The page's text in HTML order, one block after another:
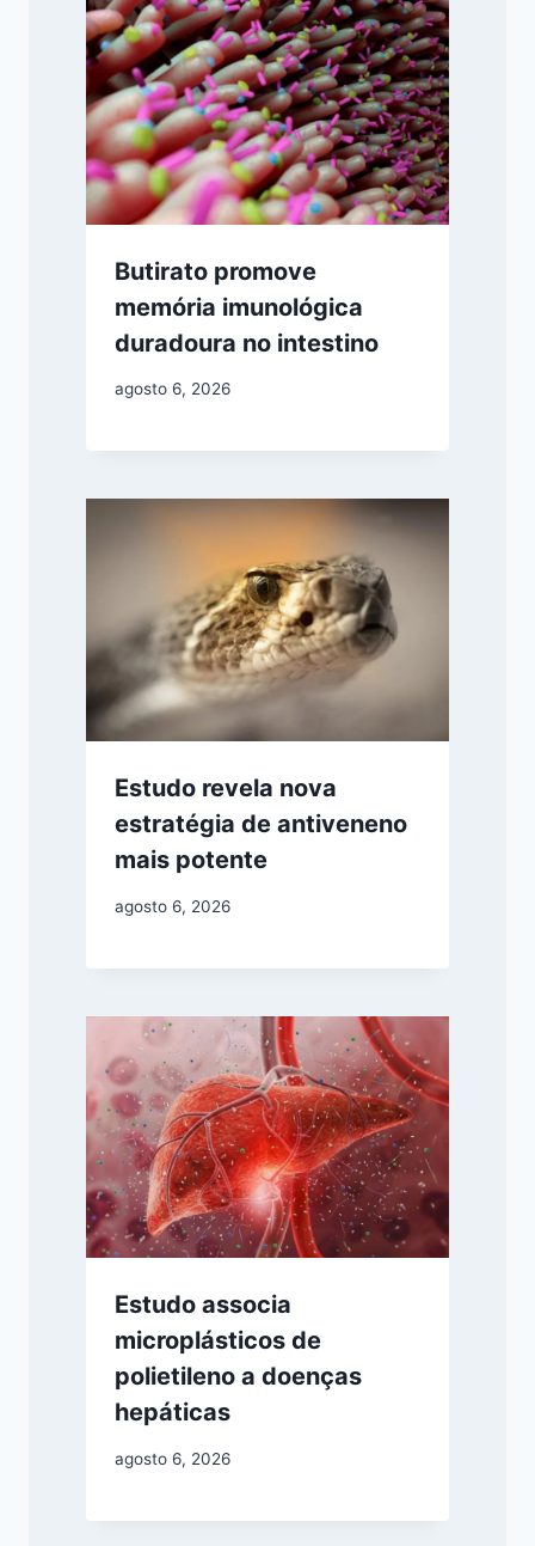
Butirato promove
memória imunológica
duradoura no intestino
agosto 6, 2026
Estudo revela nova
estratégia de antiveneno
mais potente
agosto 6, 2026
Estudo associa
microplásticos de
polietileno a doenças
hepáticas
agosto 6, 2026